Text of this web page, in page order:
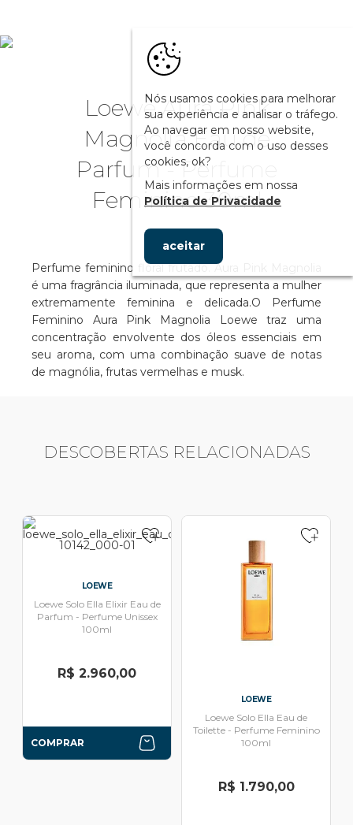
Loewe Aura Pink
Magnolia Eau de
Parfum - Perfume
Feminino 30ml
Perfume feminino floral frutado. Aura Pink Magnolia
é uma fragrância iluminada, que representa a mulher
extremamente feminina e delicada.O Perfume
Feminino Aura Pink Magnolia Loewe traz uma
concentração envolvente dos óleos essenciais em
seu aroma, com uma combinação suave de notas
de magnólia, frutas vermelhas e musk.
DESCOBERTAS RELACIONADAS
LOEWE
Loewe Solo Ella Elixir Eau de
Parfum - Perfume Unissex
100ml
R$ 2.960,00
COMPRAR
LOEWE
Loewe Solo Ella Eau de
Toilette - Perfume Feminino
100ml
R$ 1.790,00
Nós usamos cookies para melhorar
sua experiência e analisar o tráfego.
Ao navegar em nosso website,
você concorda com o uso desses
cookies, ok?
Mais informações em nossa
Política de Privacidade
aceitar